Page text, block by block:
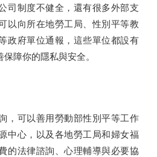
司制度不健全，還有很多外部支
以向所在地勞工局、性別平等教
政府單位通報，這些單位都設有
障你的隱私與安全。
，可以善用勞動部性別平等工作
中心，以及各地勞工局和婦女福
的法律諮詢、心理輔導與必要協